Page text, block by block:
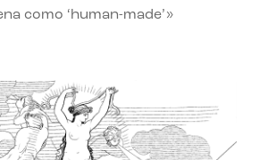
como ‘human-made’»